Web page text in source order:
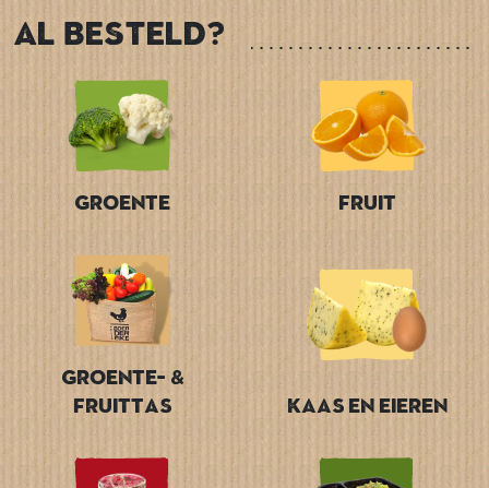
Al besteld?
Groente Fruit
Groente- &
Fruittas
Kaas en Eieren